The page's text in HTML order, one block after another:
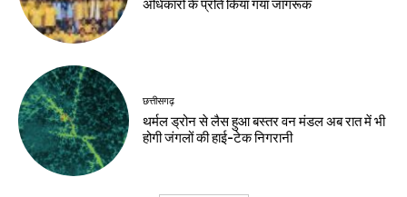
अधिकारों के प्रति किया गया जागरूक
छत्तीसगढ़
थर्मल ड्रोन से लैस हुआ बस्तर वन मंडल अब रात में भी
होगी जंगलों की हाई-टेक निगरानी